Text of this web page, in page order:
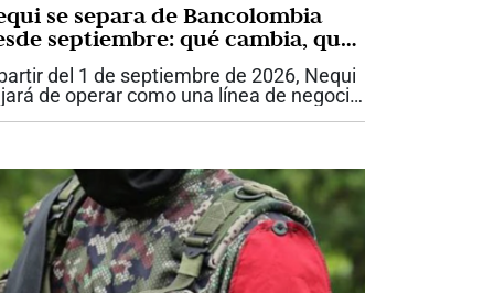
se separa de Bancolombia
septiembre: qué cambia, qué
igual y qué deben tener en
los usuarios
del 1 de septiembre de 2026, Nequi
de operar como una línea de negocio
Bancolombia y se convertirá en Nequi